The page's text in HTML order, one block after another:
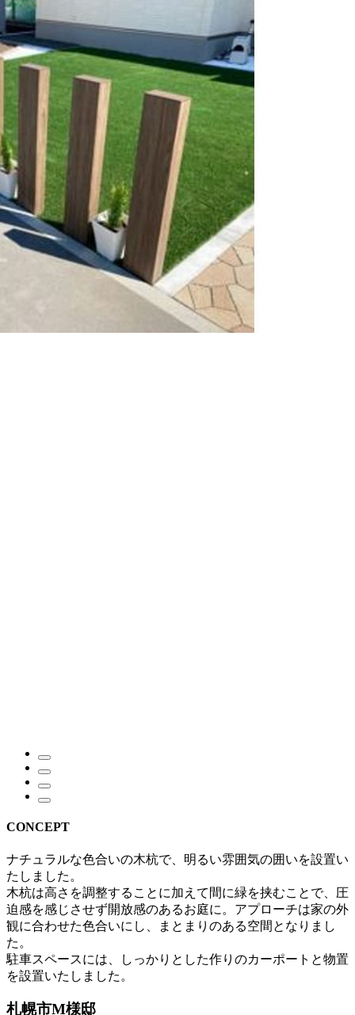
CONCEPT
ナチュラルな色合いの木杭で、明るい雰囲気の囲いを設置い
たしました。
木杭は高さを調整することに加えて間に緑を挟むことで、圧
迫感を感じさせず開放感のあるお庭に。アプローチは家の外
観に合わせた色合いにし、まとまりのある空間となりまし
た。
駐車スペースには、しっかりとした作りのカーポートと物置
を設置いたしました。
札幌市M様邸